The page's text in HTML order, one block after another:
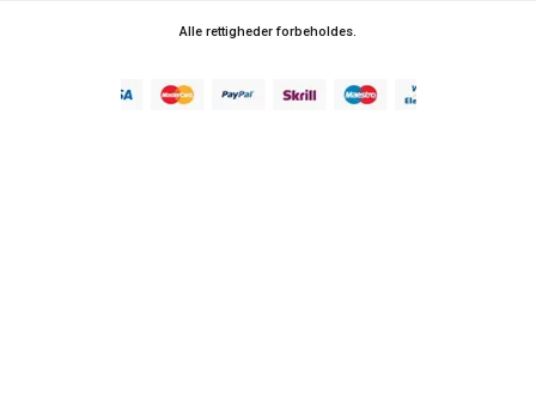
Alle rettigheder forbeholdes.